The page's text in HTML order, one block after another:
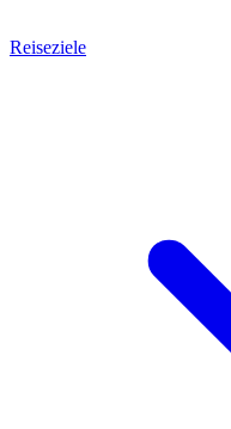
Reiseziele